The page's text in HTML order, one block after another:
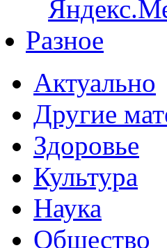
Разное
Актуально
Другие
Здоровье
Культура
Наука
Общество